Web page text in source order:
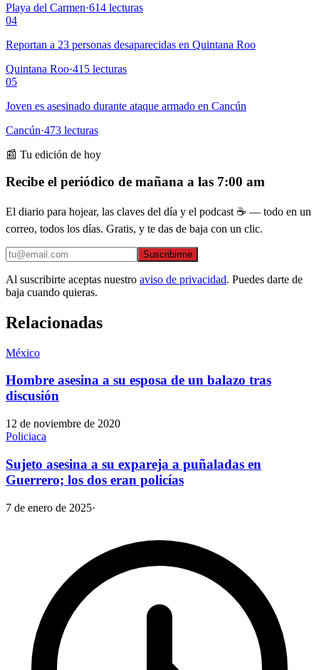
Playa del Carmen·614 lecturas
04
Reportan a 23 personas desaparecidas en Quintana Roo
Quintana Roo·415 lecturas
05
Joven es asesinado durante ataque armado en Cancún
Cancún·473 lecturas
📰 Tu edición de hoy
Recibe el periódico de mañana a las 7:00 am
El diario para hojear, las claves del día y el podcast ☕ — todo en un
correo, todos los días. Gratis, y te das de baja con un clic.
Suscribirme
Al suscribirte aceptas nuestro aviso de privacidad. Puedes darte de
baja cuando quieras.
Relacionadas
México
Hombre asesina a su esposa de un balazo tras
discusión
12 de noviembre de 2020
Policiaca
Sujeto asesina a su expareja a puñaladas en
Guerrero; los dos eran policías
7 de enero de 2025·